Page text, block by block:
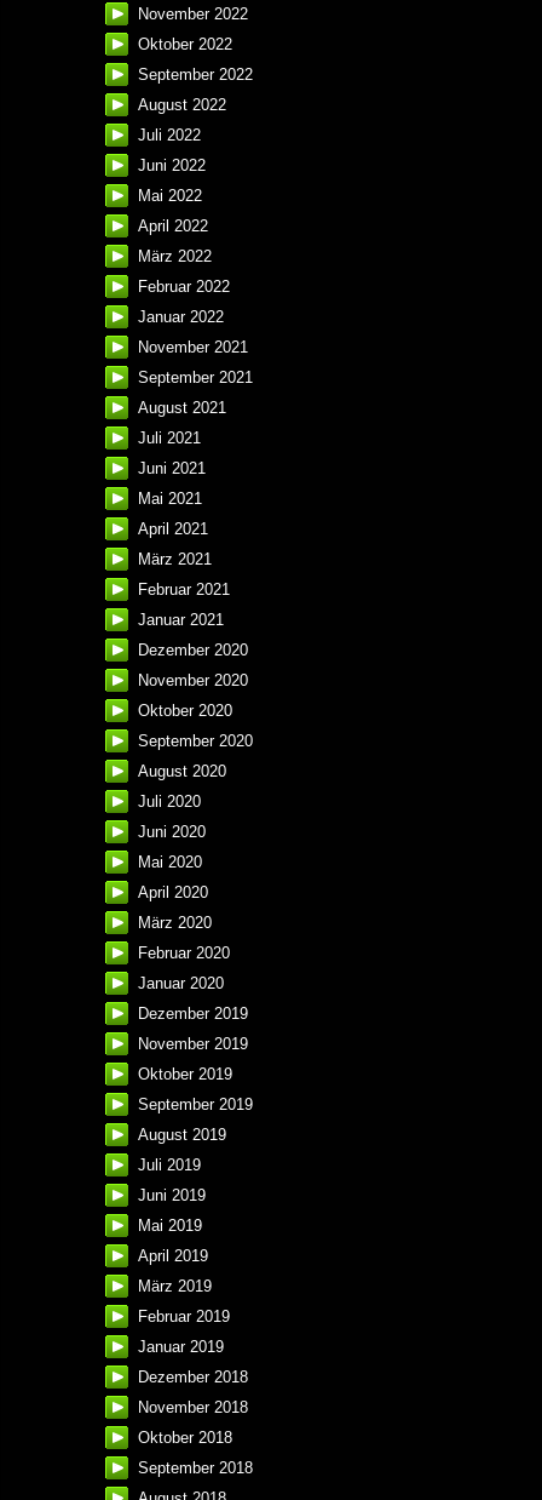
November 2022
Oktober 2022
September 2022
August 2022
Juli 2022
Juni 2022
Mai 2022
April 2022
März 2022
Februar 2022
Januar 2022
November 2021
September 2021
August 2021
Juli 2021
Juni 2021
Mai 2021
April 2021
März 2021
Februar 2021
Januar 2021
Dezember 2020
November 2020
Oktober 2020
September 2020
August 2020
Juli 2020
Juni 2020
Mai 2020
April 2020
März 2020
Februar 2020
Januar 2020
Dezember 2019
November 2019
Oktober 2019
September 2019
August 2019
Juli 2019
Juni 2019
Mai 2019
April 2019
März 2019
Februar 2019
Januar 2019
Dezember 2018
November 2018
Oktober 2018
September 2018